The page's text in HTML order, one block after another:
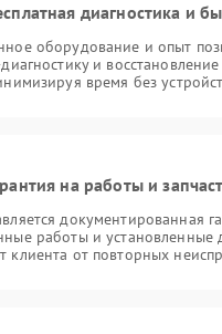
диагностика и
оборудование и опыт
диагностику и
время без
на работы и
документированная
работы и установленные
клиента от повторных